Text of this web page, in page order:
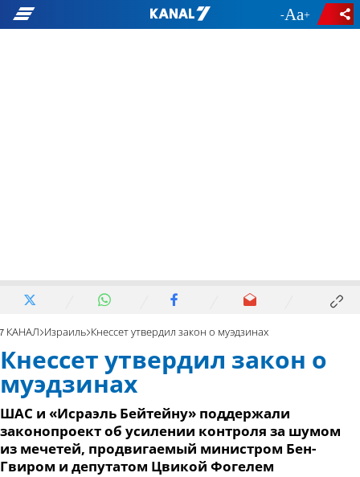
- +
7 КАНАЛ Израиль Кнессет утвердил закон о муэдзинах
Кнессет утвердил закон о
муэдзинах
ШАС и «Исраэль Бейтейну» поддержали
законопроект об усилении контроля за шумом
из мечетей, продвигаемый министром Бен-
Гвиром и депутатом Цвикой Фогелем